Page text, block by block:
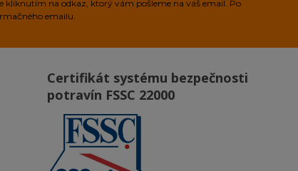
kliknutím na odkaz, ktorý vám pošleme na váš email. Po
emailu.
Certifikát systému bezpečnosti
potravín FSSC 22000